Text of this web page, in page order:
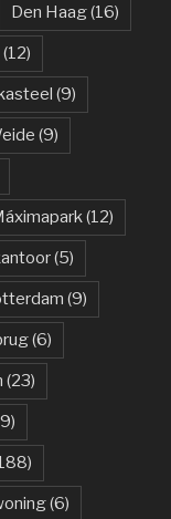
Den Haag(16)
(12)
(9)
(9)
(12)
(5)
(9)
(6)
(23)
(6)